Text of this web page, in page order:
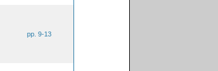
pp. 9-13